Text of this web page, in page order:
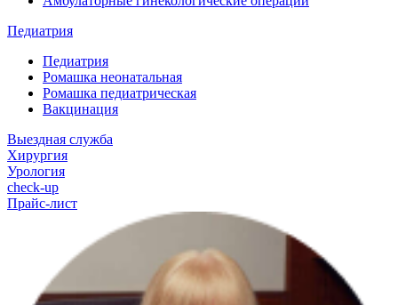
Педиатрия
Педиатрия
Ромашка неонатальная
Ромашка педиатрическая
Вакцинация
Выездная служба
Хирургия
Урология
check-up
Прайс-лист